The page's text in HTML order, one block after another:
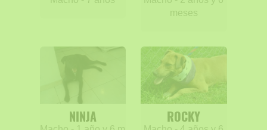
meses
NINJA ROCKY